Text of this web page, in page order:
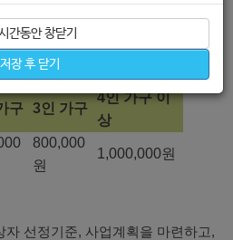
간동안 창닫기
저장 후 닫기
별 지원액-구분, 1인가구~4
구 3인 가구
4인 가구 이
상
800,000
원
1,000,000원
선정기준, 사업계획을 마련하고,